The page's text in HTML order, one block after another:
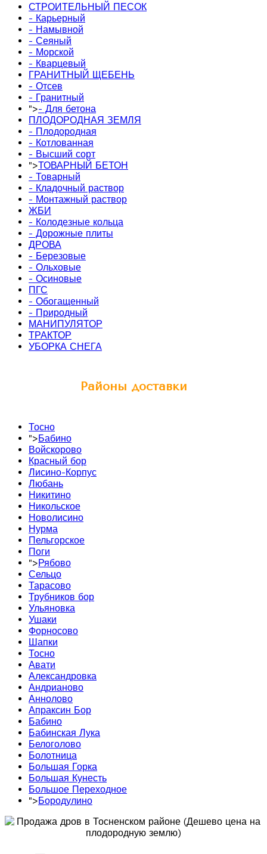
СТРОИТЕЛЬНЫЙ ПЕСОК
- Карьерный
- Намывной
- Сеяный
- Морской
- Кварцевый
ГРАНИТНЫЙ ЩЕБЕНЬ
- Отсев
- Гранитный
">- Для бетона
ПЛОДОРОДНАЯ ЗЕМЛЯ
- Плодородная
- Котлованная
- Высший сорт
">ТОВАРНЫЙ БЕТОН
- Товарный
- Кладочный раствор
- Монтажный раствор
ЖБИ
- Колодезные кольца
- Дорожные плиты
ДРОВА
- Березовые
- Ольховые
- Осиновые
ПГС
- Обогащенный
- Природный
МАНИПУЛЯТОР
ТРАКТОР
УБОРКА СНЕГА
Районы доставки
Тосно
">Бабино
Войскорово
Красный бор
Лисино-Корпус
Любань
Никитино
Никольское
Новолисино
Нурма
Пельгорское
Поги
">Рябово
Сельцо
Тарасово
Трубников бор
Ульяновка
Ушаки
Форносово
Шапки
Тосно
Авати
Александровка
Андрианово
Аннолово
Апраксин Бор
Бабино
Бабинская Лука
Белоголово
Болотница
Большая Горка
Большая Кунесть
Большое Переходное
">Бородулино